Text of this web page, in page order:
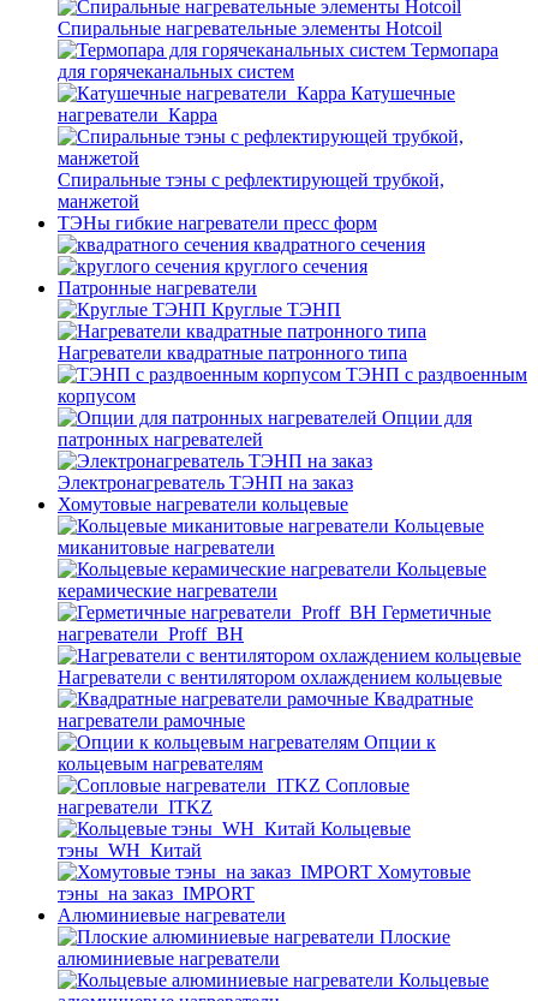
Спиральные нагревательные элементы Hotcoil
Термопара
для горячеканальных систем
Катушечные
нагреватели_Карра
Спиральные тэны с рефлектирующей трубкой,
манжетой
ТЭНы гибкие нагреватели пресс форм
квадратного сечения
круглого сечения
Патронные нагреватели
Круглые ТЭНП
Нагреватели квадратные патронного типа
ТЭНП с раздвоенным
корпусом
Опции для
патронных нагревателей
Электронагреватель ТЭНП на заказ
Хомутовые нагреватели кольцевые
Кольцевые
миканитовые нагреватели
Кольцевые
керамические нагреватели
Герметичные
нагреватели_Proff_BH
Нагреватели с вентилятором охлаждением кольцевые
Квадратные
нагреватели рамочные
Опции к
кольцевым нагревателям
Cопловые
нагреватели_ITKZ
Кольцевые
тэны_WH_Китай
Хомутовые
тэны_на заказ_IMPORT
Алюминиевые нагреватели
Плоские
алюминиевые нагреватели
Кольцевые